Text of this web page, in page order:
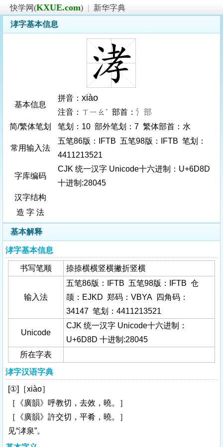
快学网(KXUE.com) |
新华字典
涍字基本信息
基本信息
拼音： xiào
注音：ㄒㄧㄠˋ 部首： 氵部
简/繁体笔划
笔划：10 部外笔划：7 繁体部首：水
常用输入法
五笔86版：IFTB 五笔98版：IFTB 笔划：
4411213521
字库编码
CJK 统一汉字 Unicode十六进制：U+6D8D
十进制:28045
汉字结构
造 字 法
基本解释
涍字基本信息
书写笔顺 捺捺横横竖横撇折竖横
输入法
五笔86版：IFTB 五笔98版：IFTB 仓
颉：EJKD 郑码：VBYA 四角码：
34147 笔划：4411213521
Unicode
CJK 统一汉字 Unicode十六进制：
U+6D8D 十进制:28045
所在字表
涍字汉语字典
[①]［xiào］
［《廣韻》呼教切，去效，曉。］
［《廣韻》許交切，平肴，曉。］
见“涍泉”。